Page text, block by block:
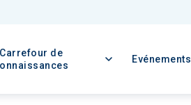
Carrefour de
Evénements